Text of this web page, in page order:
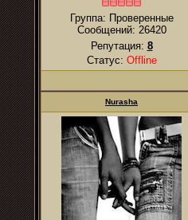
Группа: Проверенные
Сообщений: 26420
Репутация: 8
Статус: Offline
Nurаsha